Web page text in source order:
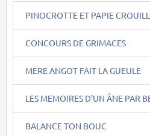
PINOCROTTE ET PAPIE
CONCOURS DE GRIMACES
MERE ANGOT FAIT LA GUEULE
LES MEMOIRES D'UN ÂNE PAR
BALANCE TON BOUC